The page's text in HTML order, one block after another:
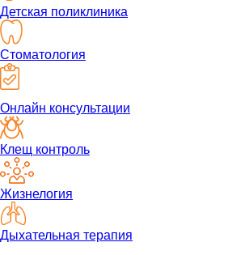
Детская поликлиника
Стоматология
Онлайн консультации
Клещ контроль
Жизнелогия
Дыхательная терапия